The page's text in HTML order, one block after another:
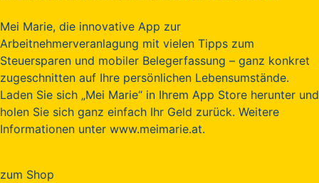
Mei Marie, die innovative App zur
Arbeitnehmerveranlagung mit vielen Tipps zum
Steuersparen und mobiler Belegerfassung – ganz konkret
zugeschnitten auf Ihre persönlichen Lebensumstände.
Laden Sie sich „Mei Marie“ in Ihrem App Store herunter und
holen Sie sich ganz einfach Ihr Geld zurück. Weitere
Informationen unter www.meimarie.at.
zum Shop